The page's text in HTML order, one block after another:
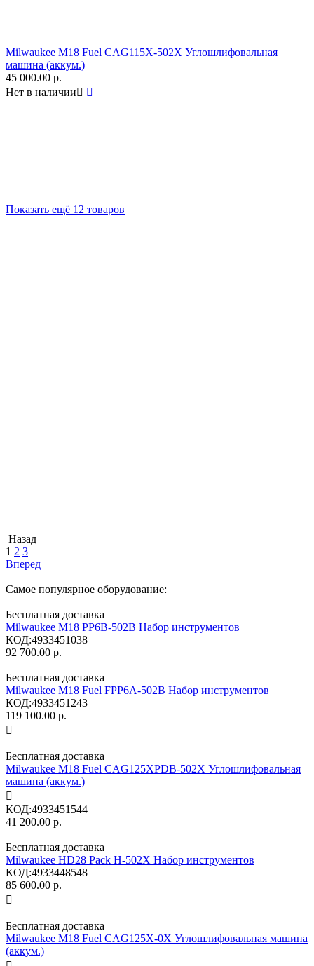
Milwaukee M18 Fuel CAG115X-502X Углошлифовальная
машина (аккум.)
45 000.00 р.
Нет в наличии 
Показать ещё 12 товаров
Назад
1 2 3
Вперед
Самое популярное оборудование:
Бесплатная доставка
Milwaukee M18 PP6B-502B Набор инструментов
КОД:4933451038
92 700.00 р.
Бесплатная доставка
Milwaukee M18 Fuel FPP6A-502B Набор инструментов
КОД:4933451243
119 100.00 р.

Бесплатная доставка
Milwaukee M18 Fuel CAG125XPDB-502X Углошлифовальная
машина (аккум.)

КОД:4933451544
41 200.00 р.
Бесплатная доставка
Milwaukee HD28 Pack H-502X Набор инструментов
КОД:4933448548
85 600.00 р.

Бесплатная доставка
Milwaukee M18 Fuel CAG125X-0X Углошлифовальная машина
(аккум.)